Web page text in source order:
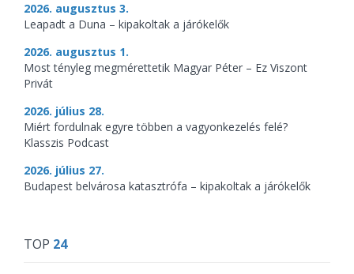
2026. augusztus 3.
Leapadt a Duna – kipakoltak a járókelők
2026. augusztus 1.
Most tényleg megmérettetik Magyar Péter – Ez Viszont
Privát
2026. július 28.
Miért fordulnak egyre többen a vagyonkezelés felé?
Klasszis Podcast
2026. július 27.
Budapest belvárosa katasztrófa – kipakoltak a járókelők
TOP 24